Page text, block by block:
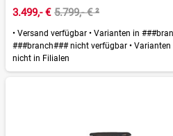
3.499,- € 5.799,- €²
• Versand verfügbar • Varianten in
###branch### nicht verfügbar • Varianten
nicht in Filialen